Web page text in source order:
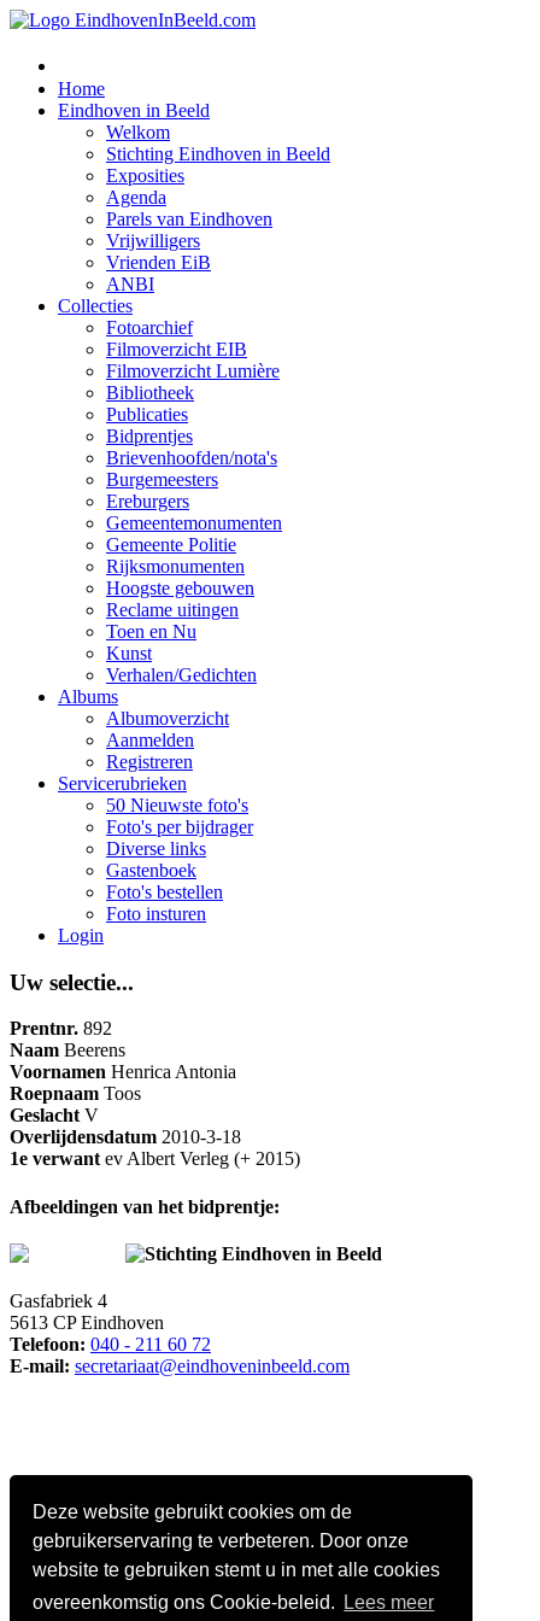
Deze website gebruikt cookies om de
gebruikerservaring te verbeteren. Door onze
website te gebruiken stemt u in met alle cookies
overeenkomstig ons Cookie-beleid.
Lees meer
Home
Eindhoven in Beeld
Welkom
Stichting Eindhoven in Beeld
Exposities
Agenda
Parels van Eindhoven
Vrijwilligers
Vrienden EiB
ANBI
Collecties
Fotoarchief
Filmoverzicht EIB
Filmoverzicht Lumière
Bibliotheek
Publicaties
Bidprentjes
Brievenhoofden/nota's
Burgemeesters
Ereburgers
Gemeentemonumenten
Gemeente Politie
Rijksmonumenten
Hoogste gebouwen
Reclame uitingen
Toen en Nu
Kunst
Verhalen/Gedichten
Albums
Albumoverzicht
Aanmelden
Registreren
Servicerubrieken
50 Nieuwste foto's
Foto's per bijdrager
Diverse links
Gastenboek
Foto's bestellen
Foto insturen
Login
Uw selectie...
Prentnr. 892
Naam Beerens
Voornamen Henrica Antonia
Roepnaam Toos
GeslachtV
Overlijdensdatum 2010-3-18
1e verwantev Albert Verleg (+ 2015)
Afbeeldingen van het bidprentje:
Stichting Eindhoven in Beeld
Gasfabriek 4
5613 CP Eindhoven
Telefoon: 040 - 211 60 72
E-mail: secretariaat@eindhoveninbeeld.com